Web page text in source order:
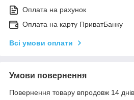
Оплата на рахунок
Оплата на карту ПриватБанку
Всі умови оплати
Умови повернення
Повернення товару впродовж 14